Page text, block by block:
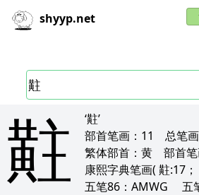
shyyp.net
黈
‘黈’
部首笔画： 11 总笔画
繁体部首： 黄 部首笔
康熙字典笔画( 黈:17
五笔86： AMWG 五